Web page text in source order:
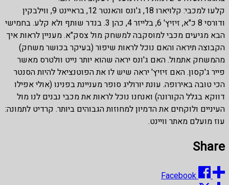
קלעו למכבי: קלויארו 18, ג'ונס והאנטר 12, בראיינט 9, ווילבקין
ודורסי 8 כ"א, זיזיץ' 6, בלייזר 4, כהן 3. בנדר שותף ולא קלע. בחמישי
הבא מגיעים מכבי למוסקבה למשחק מול צסק"א. מעניין לראות איך
הקבוצה תיראה והאם נוכל לראות שיפור (בעיקר בכושר משחק)
מהמשחק אתמול. האם ג'ונס יראה שהוא יותר נייט וולטרס מאשר
פייר ג'קסון. האם זיזיץ' יראה שיש לו את הפוטנציאל להיות הסנטר
הכי טובה באירופה. עונת יורוליג סופר מעניינת בפנינו (אולי אפילו
דווקא בגלל הקורונה) ואנחנו נוכל לראות את מכבי נבנים לנו מול
העיניים ולוקחים את הדמיון למחוזות הגבוהים ביותר. קרדיט לתמונה:
עוז מועלם מאתר וויינט.
Share
Facebook